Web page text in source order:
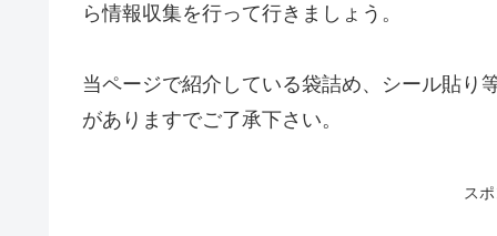
ら情報収集を行って行きましょう。
当ページで紹介している袋詰め、シール貼り
がありますでご了承下さい。
ス